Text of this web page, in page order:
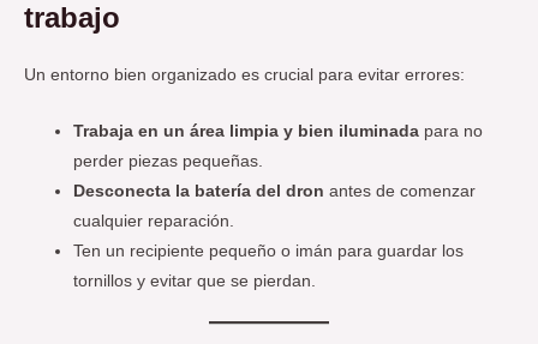
trabajo
Un entorno bien organizado es crucial para evitar errores:
Trabaja en un área limpia y bien iluminada para no
perder piezas pequeñas.
Desconecta la batería del dron antes de comenzar
cualquier reparación.
Ten un recipiente pequeño o imán para guardar los
tornillos y evitar que se pierdan.